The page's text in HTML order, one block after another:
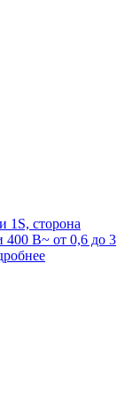
1S, сторона
400 В~ от 0,6 до 3